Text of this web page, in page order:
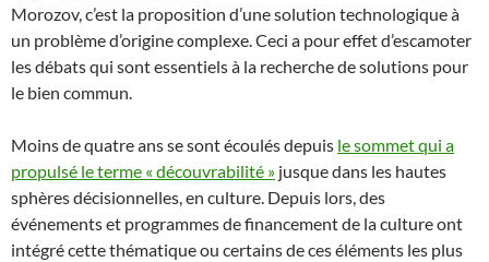
Morozov, c’est la proposition d’une solution technologique à
un problème d’origine complexe. Ceci a pour effet d’escamoter
les débats qui sont essentiels à la recherche de solutions pour
le bien commun.
Moins de quatre ans se sont écoulés depuis le sommet qui a
propulsé le terme « découvrabilité » jusque dans les hautes
sphères décisionnelles, en culture. Depuis lors, des
événements et programmes de financement de la culture ont
intégré cette thématique ou certains de ces éléments les plus